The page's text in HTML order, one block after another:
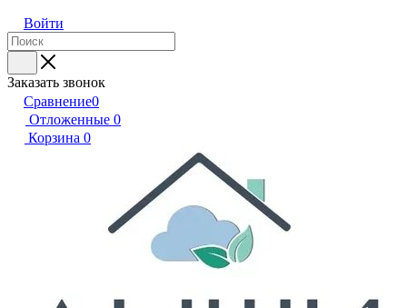
Войти
Заказать звонок
Сравнение0
Отложенные 0
Корзина 0